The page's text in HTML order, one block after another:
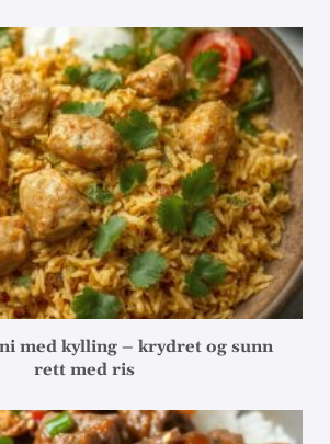
med kylling – krydret og sunn
rett med ris